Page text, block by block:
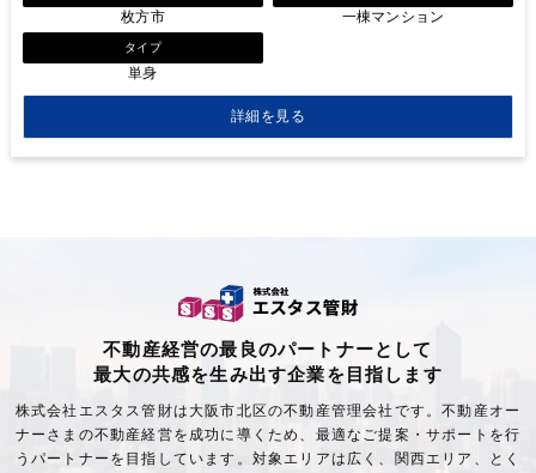
枚方市 一棟マンション
タイプ
単身
詳細を見る
不動産経営の最良のパートナーとして
最大の共感を生み出す企業を目指します
株式会社エスタス管財は大阪市北区の不動産管理会社です。不動産オー
ナーさまの不動産経営を成功に導くため、最適なご提案・サポートを行
うパートナーを目指しています。対象エリアは広く、関西エリア、とく